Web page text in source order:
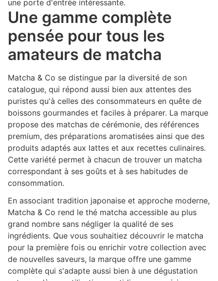
une porte d'entrée intéressante.
Une gamme complète
pensée pour tous les
amateurs de matcha
Matcha & Co se distingue par la diversité de son
catalogue, qui répond aussi bien aux attentes des
puristes qu'à celles des consommateurs en quête de
boissons gourmandes et faciles à préparer. La marque
propose des matchas de cérémonie, des références
premium, des préparations aromatisées ainsi que des
produits adaptés aux lattes et aux recettes culinaires.
Cette variété permet à chacun de trouver un matcha
correspondant à ses goûts et à ses habitudes de
consommation.
En associant tradition japonaise et approche moderne,
Matcha & Co rend le thé matcha accessible au plus
grand nombre sans négliger la qualité de ses
ingrédients. Que vous souhaitiez découvrir le matcha
pour la première fois ou enrichir votre collection avec
de nouvelles saveurs, la marque offre une gamme
complète qui s'adapte aussi bien à une dégustation